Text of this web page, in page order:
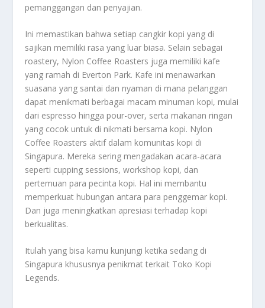
pemanggangan dan penyajian.
Ini memastikan bahwa setiap cangkir kopi yang di
sajikan memiliki rasa yang luar biasa. Selain sebagai
roastery, Nylon Coffee Roasters juga memiliki kafe
yang ramah di Everton Park. Kafe ini menawarkan
suasana yang santai dan nyaman di mana pelanggan
dapat menikmati berbagai macam minuman kopi, mulai
dari espresso hingga pour-over, serta makanan ringan
yang cocok untuk di nikmati bersama kopi. Nylon
Coffee Roasters aktif dalam komunitas kopi di
Singapura. Mereka sering mengadakan acara-acara
seperti cupping sessions, workshop kopi, dan
pertemuan para pecinta kopi. Hal ini membantu
memperkuat hubungan antara para penggemar kopi.
Dan juga meningkatkan apresiasi terhadap kopi
berkualitas.
Itulah yang bisa kamu kunjungi ketika sedang di
Singapura khususnya penikmat terkait Toko Kopi
Legends.